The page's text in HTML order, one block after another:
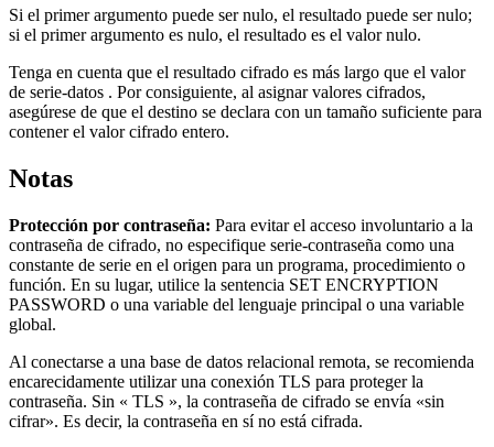
Si el primer argumento puede ser nulo, el resultado puede ser nulo;
si el primer argumento es nulo, el resultado es el valor nulo.
Tenga en cuenta que el resultado cifrado es más largo que el valor
de serie-datos . Por consiguiente, al asignar valores cifrados,
asegúrese de que el destino se declara con un tamaño suficiente para
contener el valor cifrado entero.
Notas
Protección por contraseña: Para evitar el acceso involuntario a la
contraseña de cifrado, no especifique serie-contraseña como una
constante de serie en el origen para un programa, procedimiento o
función. En su lugar, utilice la sentencia SET ENCRYPTION
PASSWORD o una variable del lenguaje principal o una variable
global.
Al conectarse a una base de datos relacional remota, se recomienda
encarecidamente utilizar una conexión TLS para proteger la
contraseña. Sin « TLS », la contraseña de cifrado se envía «sin
cifrar». Es decir, la contraseña en sí no está cifrada.